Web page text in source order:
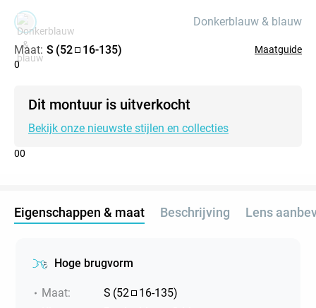
Donkerblauw & blauw
Maat: S (52 16-135)
Maatguide
0
Dit montuur is uitverkocht
Bekijk onze nieuwste stijlen en collecties
00
Eigenschappen & maat Beschrijving Lens
Hoge brugvorm
Maat: S (52 16-135)